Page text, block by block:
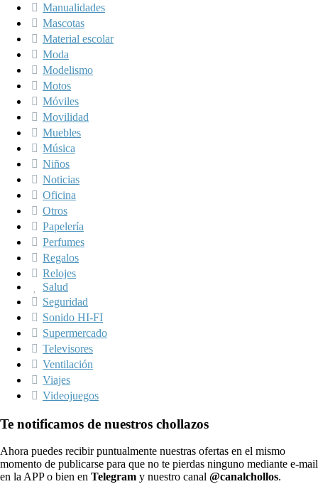
Manualidades
Mascotas
Material escolar
Moda
Modelismo
Motos
Móviles
Movilidad
Muebles
Música
Niños
Noticias
Oficina
Otros
Papelería
Perfumes
Regalos
Relojes
Salud
Seguridad
Sonido HI-FI
Supermercado
Televisores
Ventilación
Viajes
Videojuegos
Te notificamos de nuestros chollazos
Ahora puedes recibir puntualmente nuestras ofertas en el mismo
momento de publicarse para que no te pierdas ninguno mediante e-mail
en la APP o bien en Telegram y nuestro canal @canalchollos.